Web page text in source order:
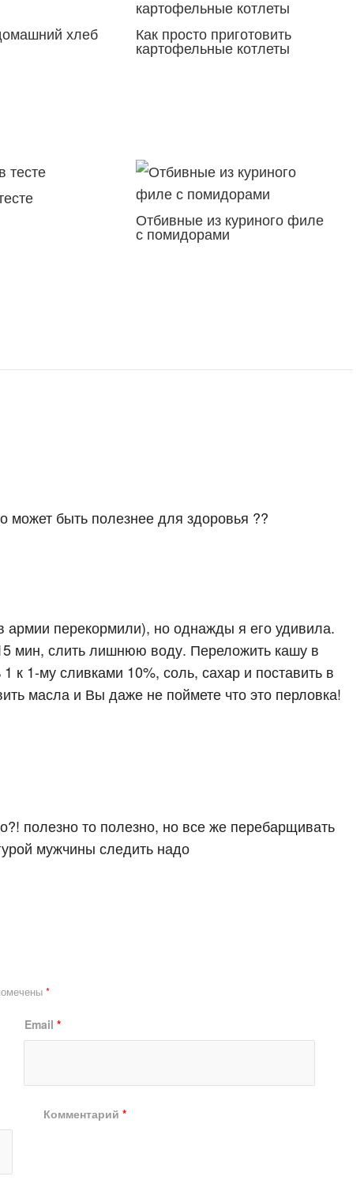
хлеб
Как просто приготовить
картофельные котлеты
Отбивные из куриного филе
с помидорами
быть полезнее для здоровья ??
армии перекормили), но однажды я его удивила.
мин, слить лишнюю воду. Переложить кашу в
к 1-му сливками 10%, соль, сахар и поставить в
масла и Вы даже не поймете что это перловка!
полезно то полезно, но все же перебарщивать
мужчины следить надо
*
Email *
Комментарий*